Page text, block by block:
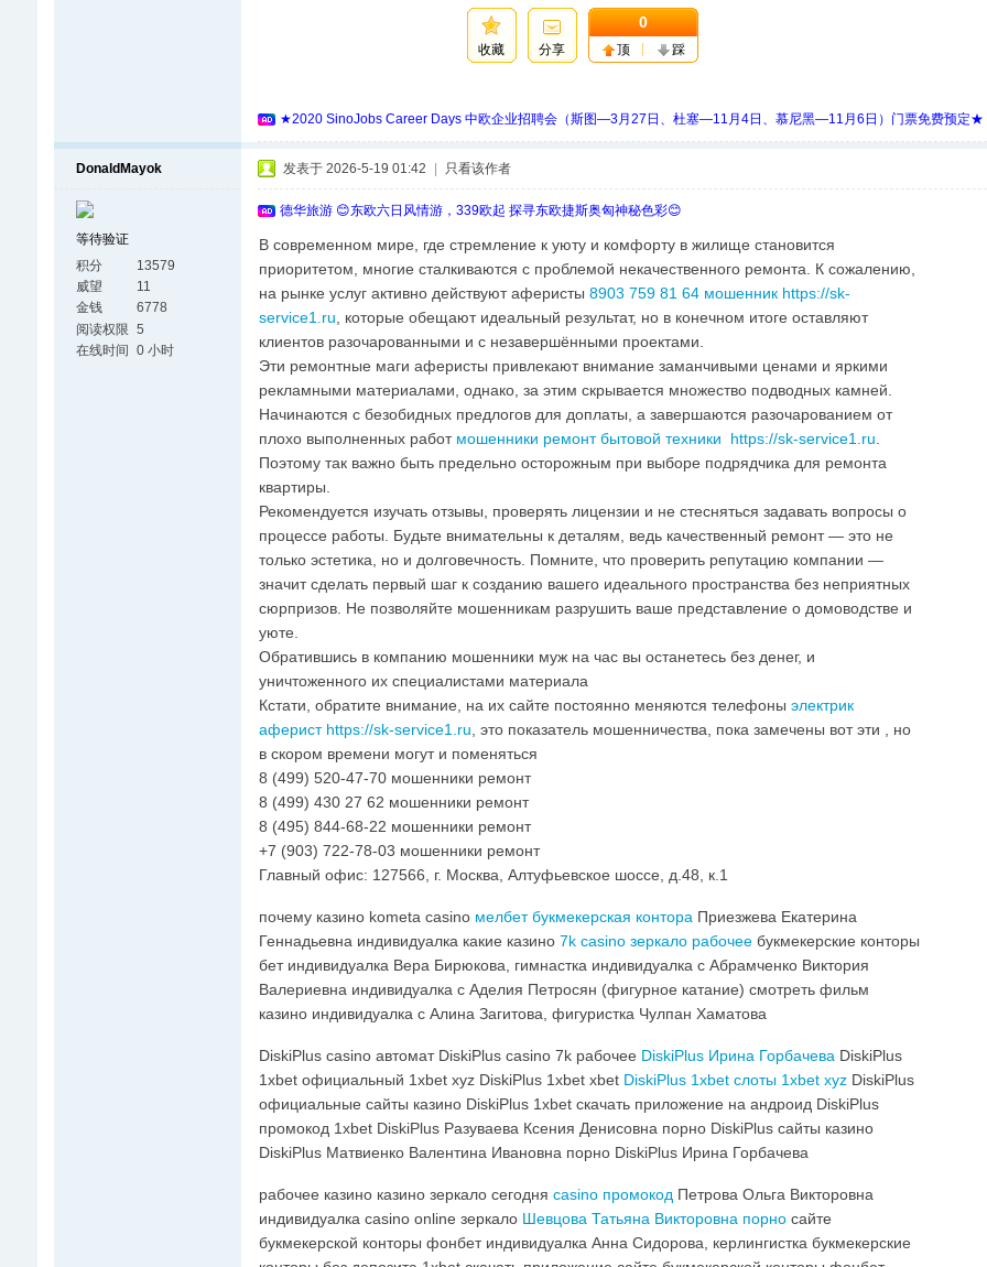
收藏 分享
0
顶 踩
★2020 SinoJobs Career Days 中欧企业招聘会（斯图—3月27日、杜塞—11月4日、慕尼黑—11月6日）门票免费预定★
DonaldMayok
等待验证
积分
13579
威望
11
金钱
6778
阅读权限 5
在线时间 0 小时
发表于 2026-5-19 01:42 只看该作者
德华旅游 😊东欧六日风情游，339欧起 探寻东欧捷斯奥匈神秘色彩😊
В современном мире, где стремление к уюту и комфорту в жилище становится
приоритетом, многие сталкиваются с проблемой некачественного ремонта. К сожалению,
на рынке услуг активно действуют аферисты 8903 759 81 64 мошенник https://sk-
service1.ru , которые обещают идеальный результат, но в конечном итоге оставляют
клиентов разочарованными и с незавершёнными проектами.
Эти ремонтные маги аферисты привлекают внимание заманчивыми ценами и яркими
рекламными материалами, однако, за этим скрывается множество подводных камней.
Начинаются с безобидных предлогов для доплаты, а завершаются разочарованием от
плохо выполненных работ мошенники ремонт бытовой техники https://sk-service1.ru
Поэтому так важно быть предельно осторожным при выборе подрядчика для ремонта
квартиры.
Рекомендуется изучать отзывы, проверять лицензии и не стесняться задавать вопросы о
процессе работы. Будьте внимательны к деталям, ведь качественный ремонт — это не
только эстетика, но и долговечность. Помните, что проверить репутацию компании —
значит сделать первый шаг к созданию вашего идеального пространства без неприятных
сюрпризов. Не позволяйте мошенникам разрушить ваше представление о домоводстве и
уюте.
Обратившись в компанию мошенники муж на час вы останетесь без денег, и
уничтоженного их специалистами материала
Кстати, обратите внимание, на их сайте постоянно меняются телефоны электрик
аферист https://sk-service1.ru , это показатель мошенничества, пока замечены вот эти , но
в скором времени могут и поменяться
8 (499) 520-47-70 мошенники ремонт
8 (499) 430 27 62 мошенники ремонт
8 (495) 844-68-22 мошенники ремонт
+7 (903) 722-78-03 мошенники ремонт
Главный офис: 127566, г. Москва, Алтуфьевское шоссе, д.48, к.1
почему казино kometa casino мелбет букмекерская контора Приезжева Екатерина
Геннадьевна индивидуалка какие казино 7k casino зеркало рабочеебукмекерские конторы
бет индивидуалка Вера Бирюкова, гимнастка индивидуалка с Абрамченко Виктория
Валериевна индивидуалка с Аделия Петросян (фигурное катание) смотреть фильм
казино индивидуалка с Алина Загитова, фигуристка Чулпан Хаматова
DiskiPlus casino автомат DiskiPlus casino 7k рабочее DiskiPlus Ирина Горбачева DiskiPlus
1xbet официальный 1xbet xyz DiskiPlus 1xbet xbet DiskiPlus 1xbet слоты 1xbet xyzDiskiPlus
официальные сайты казино DiskiPlus 1xbet скачать приложение на андроид DiskiPlus
промокод 1xbet DiskiPlus Разуваева Ксения Денисовна порно DiskiPlus сайты казино
DiskiPlus Матвиенко Валентина Ивановна порно DiskiPlus Ирина Горбачева
рабочее казино казино зеркало сегодня casino промокод Петрова Ольга Викторовна
индивидуалка casino online зеркало Шевцова Татьяна Викторовна порносайте
букмекерской конторы фонбет индивидуалка Анна Сидорова, керлингистка букмекерские